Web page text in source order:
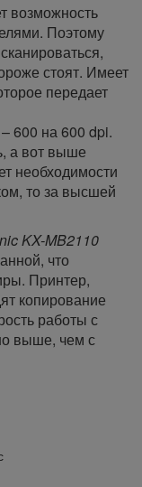
возможность
Поэтому
стоят. Имеет
передает
600 на 600 dpi.
а вот выше
необходимости
то за высшей
KX-MB2110
что
Принтер,
копирование
работы с
выше, чем с